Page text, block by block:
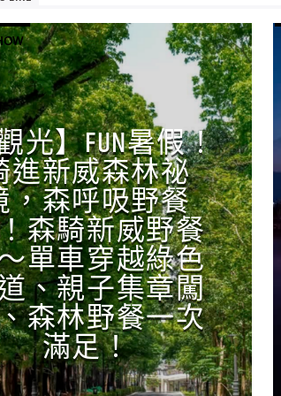
光】FUN暑假！
進新威森林祕
，森呼吸野餐
森騎新威野餐
單車穿越綠色
、親子集章闖
森林野餐一次
滿足！